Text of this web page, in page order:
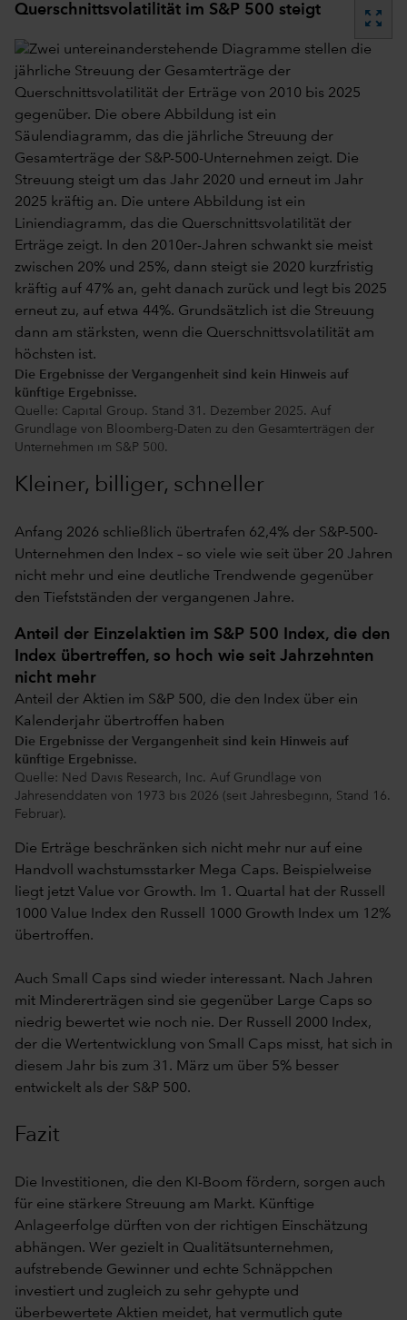
Querschnittsvolatilität im S&P 500 steigt zoom_out_map
Die Ergebnisse der Vergangenheit sind kein Hinweis auf
künftige Ergebnisse.
Quelle: Capital Group. Stand 31. Dezember 2025. Auf
Grundlage von Bloomberg-Daten zu den Gesamterträgen der
Unternehmen im S&P 500.
Kleiner, billiger, schneller
Anfang 2026 schließlich übertrafen 62,4% der S&P-500-
Unternehmen den Index – so viele wie seit über 20 Jahren
nicht mehr und eine deutliche Trendwende gegenüber
den Tiefstständen der vergangenen Jahre.
Anteil der Einzelaktien im S&P 500 Index, die den
Index übertreffen, so hoch wie seit Jahrzehnten
nicht mehr
Anteil der Aktien im S&P 500, die den Index über ein
Kalenderjahr übertroffen haben
Die Ergebnisse der Vergangenheit sind kein Hinweis auf
künftige Ergebnisse.
Quelle: Ned Davis Research, Inc. Auf Grundlage von
Jahresenddaten von 1973 bis 2026 (seit Jahresbeginn, Stand 16.
Februar).
Die Erträge beschränken sich nicht mehr nur auf eine
Handvoll wachstumsstarker Mega Caps. Beispielweise
liegt jetzt Value vor Growth. Im 1. Quartal hat der Russell
1000 Value Index den Russell 1000 Growth Index um 12%
übertroffen.
Auch Small Caps sind wieder interessant. Nach Jahren
mit Mindererträgen sind sie gegenüber Large Caps so
niedrig bewertet wie noch nie. Der Russell 2000 Index,
der die Wertentwicklung von Small Caps misst, hat sich in
diesem Jahr bis zum 31. März um über 5% besser
entwickelt als der S&P 500.
Fazit
Die Investitionen, die den KI-Boom fördern, sorgen auch
für eine stärkere Streuung am Markt. Künftige
Anlageerfolge dürften von der richtigen Einschätzung
abhängen. Wer gezielt in Qualitätsunternehmen,
aufstrebende Gewinner und echte Schnäppchen
investiert und zugleich zu sehr gehypte und
überbewertete Aktien meidet, hat vermutlich gute